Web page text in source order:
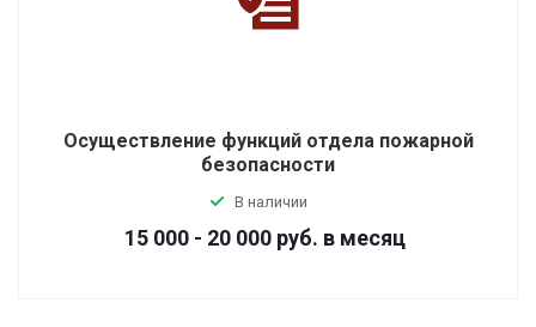
Осуществление функций отдела пожарной
безопасности
В наличии
15 000 - 20 000 руб. в месяц